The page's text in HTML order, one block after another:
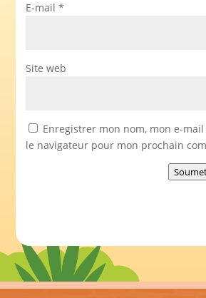
E-mail *
Site web
Enregistrer mon nom, mon e-
le navigateur pour mon prochain